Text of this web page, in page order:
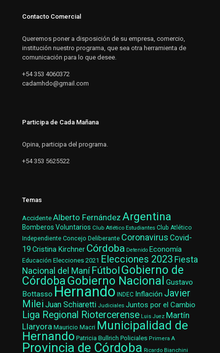
Contacto Comercial
Queremos poner a disposición de su empresa, comercio,
institución nuestro programa, que sea otra herramienta de
comunicación para lo que desee.
+54 353 4060372
cadamhdo@gmail.com
Participa de Cada Mañana
Opina, participa del programa.
+54 353 5625522
Temas
AccidenteAlberto Fernández Argentina
Bomberos Voluntarios Club Atlético Estudiantes Club Atlético
Independiente Concejo Deliberante Coronavirus Covid-
19 Cristina Kirchner Córdoba Detenido Economía
Educación Elecciones 2021 Elecciones 2023 Fiesta
Nacional del Maní Fútbol Gobierno de
CórdobaGobierno Nacional Gustavo
Bottasso Hernando INDEC Inflación Javier
Milei Juan Schiaretti Judiciales Juntos por el Cambio
Liga Regional Riotercerense Luis Juez Martín
Llaryora Mauricio Macri Municipalidad de
Hernando Patricia Bullrich Policiales Primera A
Provincia de Córdoba Ricardo Bianchini